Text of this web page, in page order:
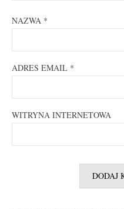
NAZWA *
ADRES EMAIL *
WITRYNA INTERNETOWA